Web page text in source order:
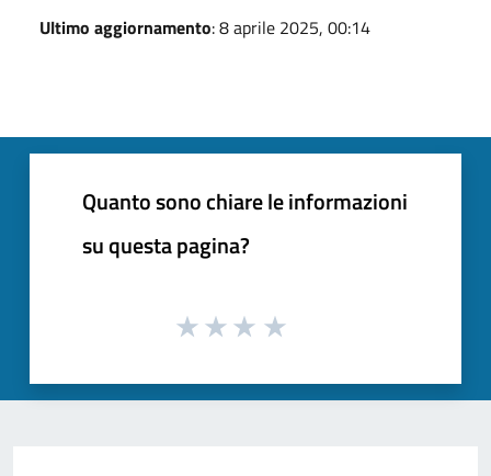
Ultimo aggiornamento: 8 aprile 2025, 00:14
Quanto sono chiare le informazioni
su questa pagina?